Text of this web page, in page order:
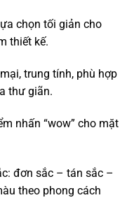
chọn tối giản cho
thiết kế.
trung tính, phù hợp
thư giãn.
nhấn “wow” cho mặt
đơn sắc – tán sắc –
theo phong cách